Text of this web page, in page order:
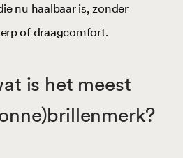
nu haalbaar is, zonder
of draagcomfort.
is het meest